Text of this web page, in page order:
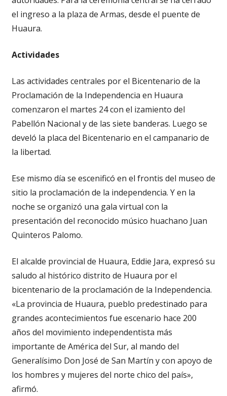
el ingreso a la plaza de Armas, desde el puente de
Huaura.
Actividades
Las actividades centrales por el Bicentenario de la
Proclamación de la Independencia en Huaura
comenzaron el martes 24 con el izamiento del
Pabellón Nacional y de las siete banderas. Luego se
develó la placa del Bicentenario en el campanario de
la libertad.
Ese mismo día se escenificó en el frontis del museo de
sitio la proclamación de la independencia. Y en la
noche se organizó una gala virtual con la
presentación del reconocido músico huachano Juan
Quinteros Palomo.
El alcalde provincial de Huaura, Eddie Jara, expresó su
saludo al histórico distrito de Huaura por el
bicentenario de la proclamación de la Independencia.
«La provincia de Huaura, pueblo predestinado para
grandes acontecimientos fue escenario hace 200
años del movimiento independentista más
importante de América del Sur, al mando del
Generalísimo Don José de San Martín y con apoyo de
los hombres y mujeres del norte chico del país»,
afirmó.